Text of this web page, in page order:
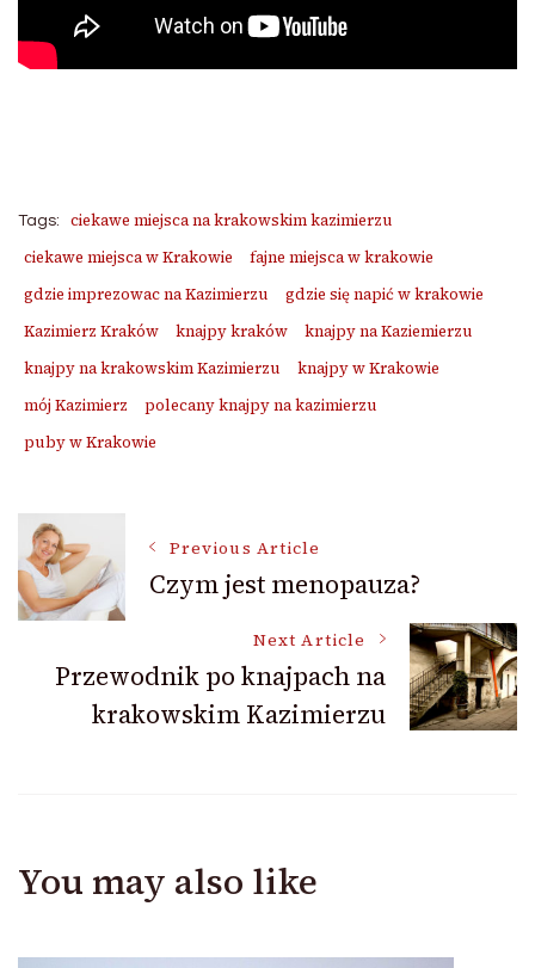
Tags:
ciekawe miejsca na krakowskim kazimierzu
ciekawe miejsca w Krakowie
fajne miejsca w krakowie
gdzie imprezowac na Kazimierzu
gdzie się napić w krakowie
Kazimierz Kraków
knajpy kraków
knajpy na Kaziemierzu
knajpy na krakowskim Kazimierzu
knajpy w Krakowie
mój Kazimierz
polecany knajpy na kazimierzu
puby w Krakowie
Post
Navigation
Previous Article
Czym jest menopauza?
Next Article
Przewodnik po knajpach na
krakowskim Kazimierzu
You may also like